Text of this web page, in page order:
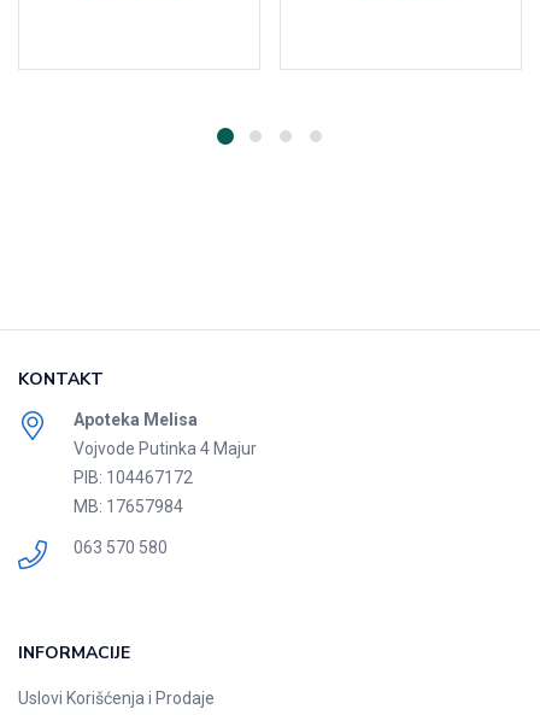
KONTAKT
Apoteka Melisa
Vojvode Putinka 4 Majur
PIB: 104467172
MB: 17657984
063 570 580
INFORMACIJE
Uslovi Korišćenja i Prodaje